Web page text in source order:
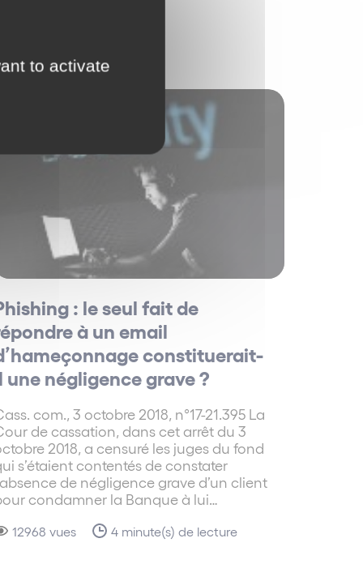
: le seul fait de
à un email
constituerait-
une négligence grave ?
com., 3 octobre 2018, n°17-21.395 La
de cassation, dans cet arrêt du 3
2018, a censuré les juges du fond
s’étaient contentés de constater
de négligence grave d’un client
condamner la Banque à lui…
12968 vues 4 minute(s) de lecture
to activate